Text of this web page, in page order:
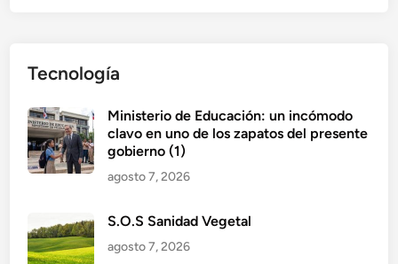
Tecnología
Ministerio de Educación: un incómodo
clavo en uno de los zapatos del presente
gobierno (1)
agosto 7, 2026
S.O.S Sanidad Vegetal
agosto 7, 2026